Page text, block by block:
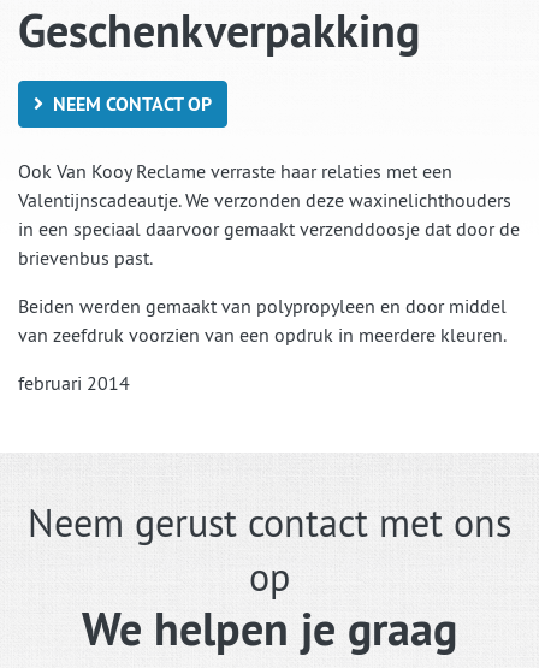
Geschenkverpakking
NEEM CONTACT OP
Ook Van Kooy Reclame verraste haar relaties met een
Valentijnscadeautje. We verzonden deze waxinelichthouders
in een speciaal daarvoor gemaakt verzenddoosje dat door de
brievenbus past.
Beiden werden gemaakt van polypropyleen en door middel
van zeefdruk voorzien van een opdruk in meerdere kleuren.
februari 2014
Neem gerust contact met ons
op
We helpen je graag